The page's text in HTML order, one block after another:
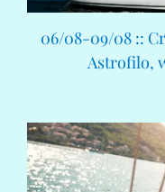
06/08-09/08 ::
Astrofilo,